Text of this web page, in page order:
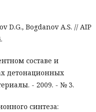
D.G., Bogdanov A.S. // AIP
составе и
детонационных
- 2009. - № 3.
синтеза: